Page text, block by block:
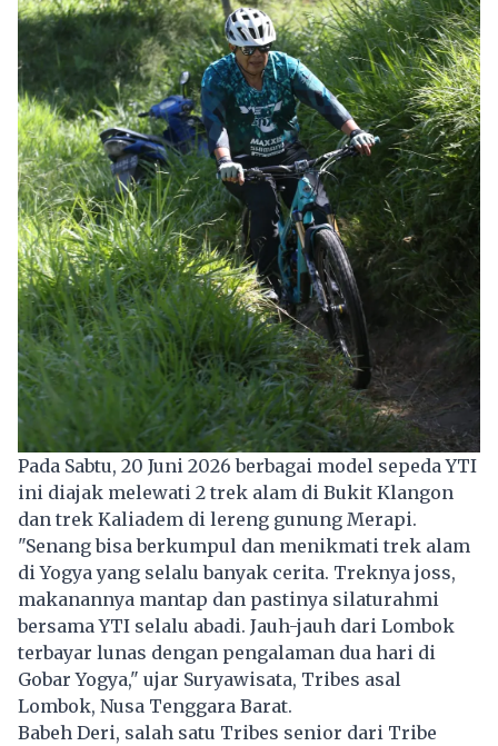
Pada Sabtu, 20 Juni 2026 berbagai model sepeda YTI
ini diajak melewati 2 trek alam di Bukit Klangon
dan trek Kaliadem di lereng gunung Merapi.
"Senang bisa berkumpul dan menikmati trek alam
di Yogya yang selalu banyak cerita. Treknya joss,
makanannya mantap dan pastinya silaturahmi
bersama YTI selalu abadi. Jauh-jauh dari Lombok
terbayar lunas dengan pengalaman dua hari di
Gobar Yogya," ujar Suryawisata, Tribes asal
Lombok, Nusa Tenggara Barat.
Babeh Deri, salah satu Tribes senior dari Tribe